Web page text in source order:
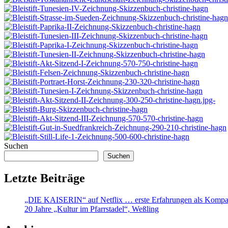
Suchen
Suchen
Letzte Beiträge
„DIE KAISERIN“ auf Netflix … erste Erfahrungen als
20 Jahre „Kultur im Pfarrstadel“, Weßling